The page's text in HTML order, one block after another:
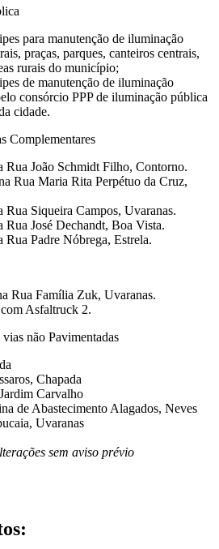
para manutenção de iluminação
praças, parques, canteiros centrais,
rurais do município;
de manutenção de iluminação
consórcio PPP de iluminação pública
cidade.
Complementares
Rua João Schmidt Filho, Contorno.
Rua Maria Rita Perpétuo da Cruz,
Rua Siqueira Campos, Uvaranas.
Rua José Dechandt, Boa Vista.
Rua Padre Nóbrega, Estrela.
Rua Família Zuk, Uvaranas.
Asfaltruck 2.
não Pavimentadas
Chapada
Carvalho
de Abastecimento Alagados, Neves
Uvaranas
sem aviso prévio